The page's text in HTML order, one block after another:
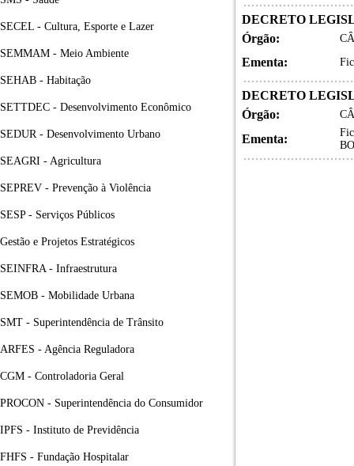
SECEL - Cultura, Esporte e Lazer
SEMMAM - Meio Ambiente
SEHAB - Habitação
SETTDEC - Desenvolvimento Econômico
SEDUR - Desenvolvimento Urbano
SEAGRI - Agricultura
SEPREV - Prevenção à Violência
SESP - Serviços Públicos
Gestão e Projetos Estratégicos
SEINFRA - Infraestrutura
SEMOB - Mobilidade Urbana
SMT - Superintendência de Trânsito
ARFES - Agência Reguladora
CGM - Controladoria Geral
PROCON - Superintendência do Consumidor
IPFS - Instituto de Previdência
FHFS - Fundação Hospitalar
DECRETO
Órgão:
Ementa:
DECRETO
Órgão:
Ementa: